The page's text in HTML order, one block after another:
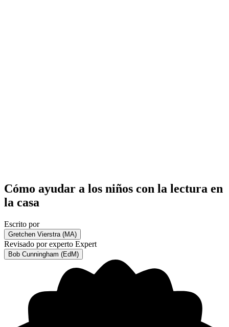
Cómo ayudar a los niños con la lectura en
la casa
Escrito por
Gretchen Vierstra (MA)
Revisado por experto Expert
Bob Cunningham (EdM)